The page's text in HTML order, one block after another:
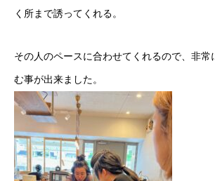
く所まで誘ってくれる。
その人のペースに合わせてくれるので、非常
む事が出来ました。